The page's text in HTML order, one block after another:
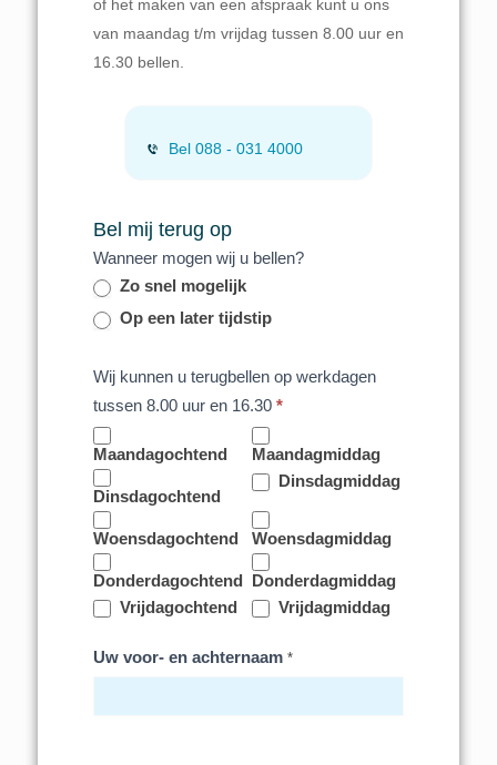
of het maken van een afspraak kunt u ons
van maandag t/m vrijdag tussen 8.00 uur en
16.30 bellen.
Bel 088 - 031 4000
Bel mij terug op
Wanneer mogen wij u bellen?
Zo snel mogelijk
Op een later tijdstip
Wij kunnen u terugbellen op werkdagen
tussen 8.00 uur en 16.30 *
Maandagochtend Maandagmiddag
Dinsdagochtend
Dinsdagmiddag
Woensdagochtend Woensdagmiddag
Donderdagochtend
Donderdagmiddag
Vrijdagochtend
Vrijdagmiddag
Uw voor- en achternaam *